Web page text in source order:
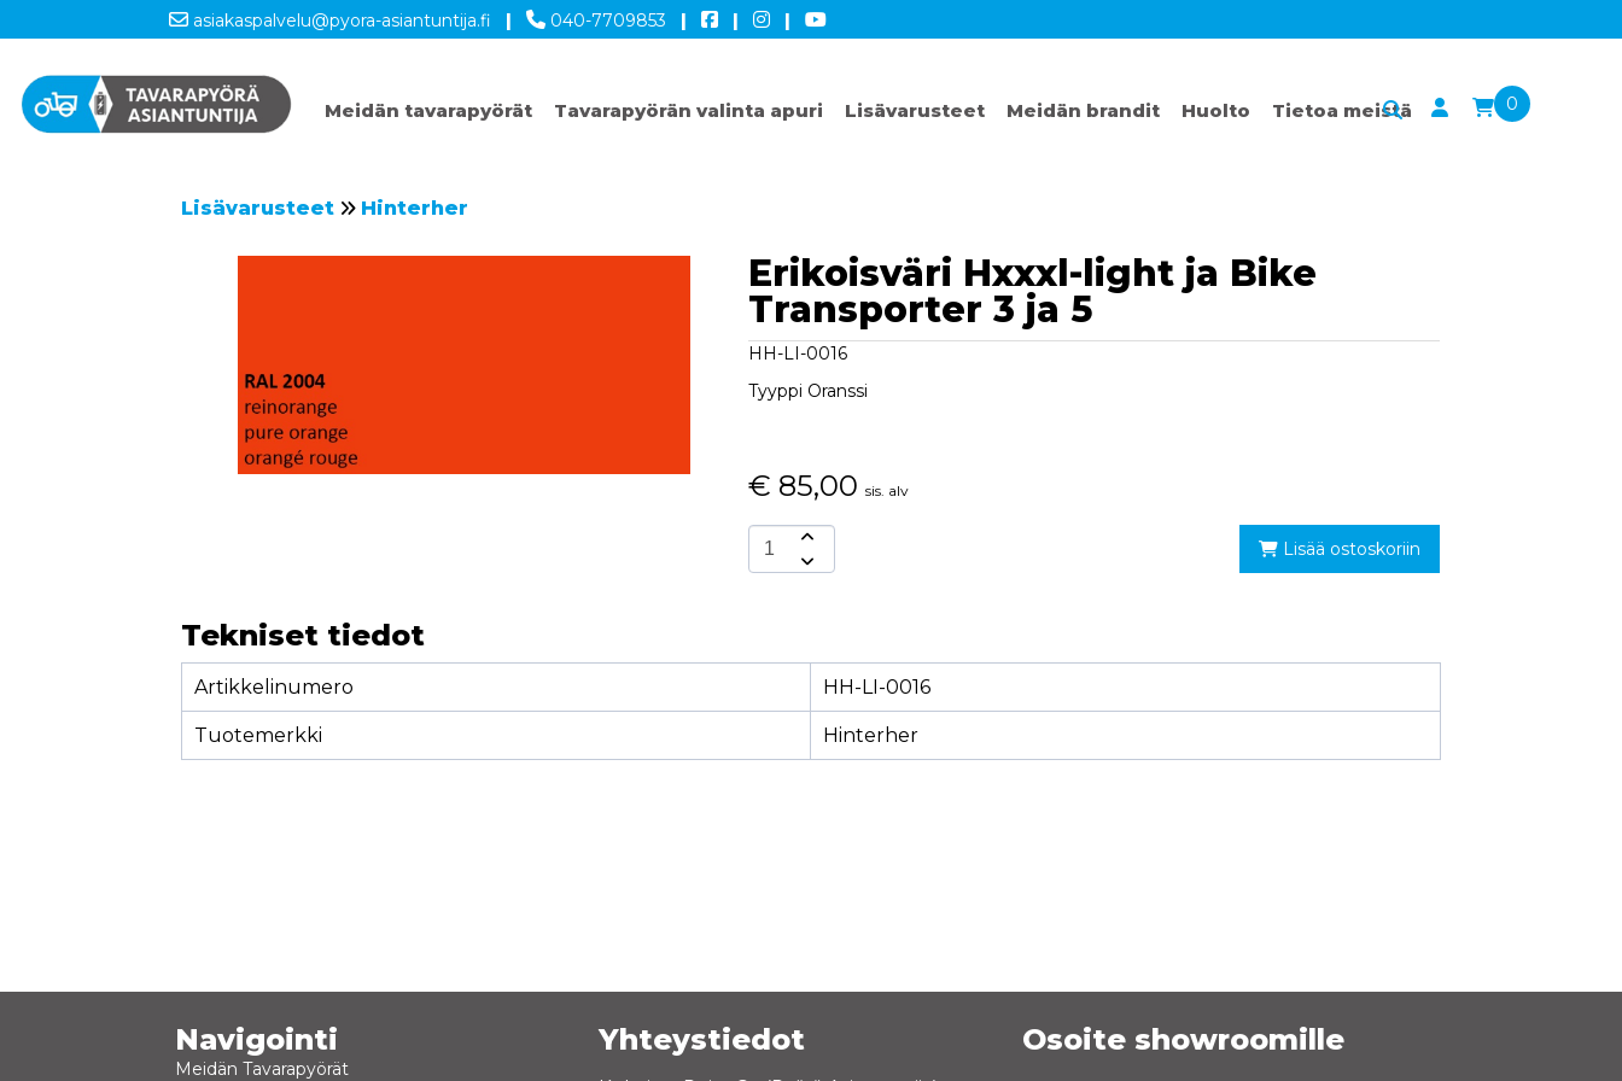
asiakaspalvelu@pyora-asiantuntija.fi | 040-7709853 | | |
Meidän tavarapyörät Tavarapyörän valinta apuri Lisävarusteet Meidän brandit Huolto Tietoa meistä 0
Lisävarusteet Hinterher
Erikoisväri Hxxxl-light ja Bike
Transporter 3 ja 5
HH-LI-0016
Tyyppi Oranssi
€ 85,00 sis. alv
Lisää ostoskoriin
Tekniset tiedot
Artikkelinumero HH-LI-0016
Tuotemerkki Hinterher
Navigointi
Meidän Tavarapyörät
Yhteystiedot Osoite showroomille